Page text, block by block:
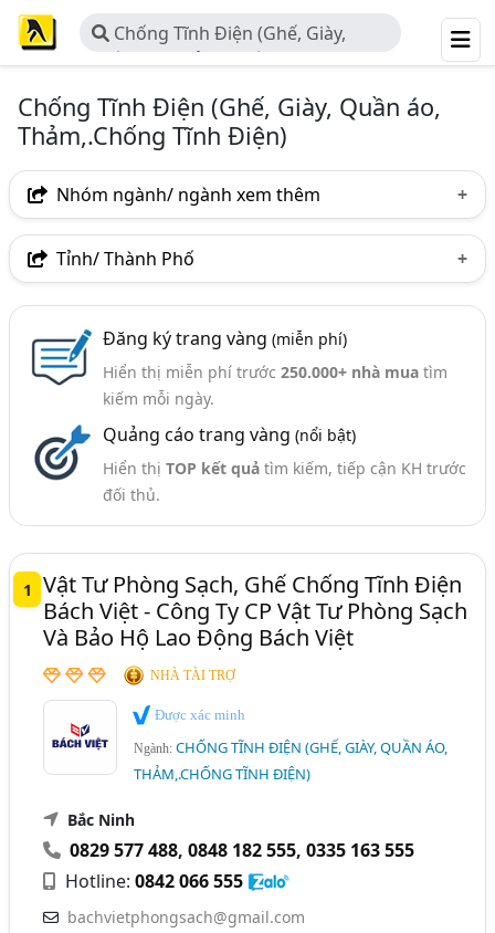
Chống Tĩnh Điện (Ghế, Giày,
Quần áo, Thảm,.Chống Tĩnh Điện)
Chống Tĩnh Điện (Ghế, Giày, Quần áo,
Thảm,.Chống Tĩnh Điện)
Nhóm ngành/ ngành xem thêm
Ngành nghề
Nhóm ngành nghề
Túi Chống Tĩnh Điện (40)
Găng Tay Chống Tĩnh Điện (28)
Thảm Chống Tĩnh Điện, Thảm Cao Su Chống Tĩnh Điện
Giày Chống Tĩnh Điện, Dép Chống Tĩnh Điện (12)
Quần Áo Chống Tĩnh Điện (9)
Vòng Chống Tĩnh Điện (6)
Quạt Ion, Quạt Chống Tĩnh Điện (4)
Vải Chống Tĩnh Điện (2)
Thanh Khử Tĩnh Điện (1)
Ngành xem thêm
Phòng Sạch - Thiết Bị Phòng Sạch, Thi Công Phòng
Sạch (333)
Tỉnh/ Thành Phố
TP. Hải Phòng
Bắc Ninh
Bình Phước
Vĩnh Phúc
Hải Dương
Đăng ký trang vàng (miễn phí)
Hiển thị miễn phí trước 250.000+ nhà muatìm
kiếm mỗi ngày.
Quảng cáo trang vàng (nổi bật)
Hiển thị TOP kết quảtìm kiếm, tiếp cận KH trước
đối thủ.
1
Vật Tư Phòng Sạch, Ghế Chống Tĩnh Điện
Bách Việt - Công Ty CP Vật Tư Phòng Sạch
Và Bảo Hộ Lao Động Bách Việt
NHÀ TÀI TRỢ
Được xác minh
Ngành:CHỐNG TĨNH ĐIỆN (GHẾ, GIÀY, QUẦN ÁO,
THẢM,.CHỐNG TĨNH ĐIỆN)
Bắc Ninh
0829 577 488,0848 182 555,0335 163 555
Hotline:0842 066 555
bachvietphongsach@gmail.com